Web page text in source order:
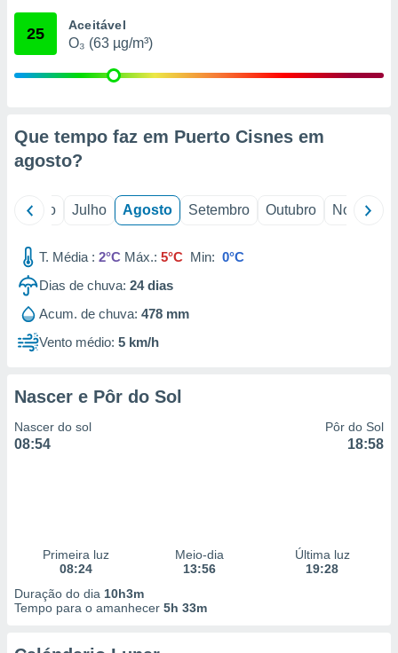
através
1199
25 Aceitável
O₃ (63 µg/m³)
Que tempo faz em Puerto Cisnes em
agosto?
Junho Julho Agosto Setembro Outubro Novembro
T. Média : 2°C Máx.: 5°C Min: 0°C
Dias de chuva: 24dias
Acum. de chuva: 478 mm
Vento médio: 5 km/h
Nascer e Pôr do Sol
Nascer do sol
08:54
Pôr do Sol
18:58
Primeira luz
08:24
Meio-dia
13:56
Última luz
19:28
Duração do dia 10h3m
Tempo para o amanhecer 5h 33m